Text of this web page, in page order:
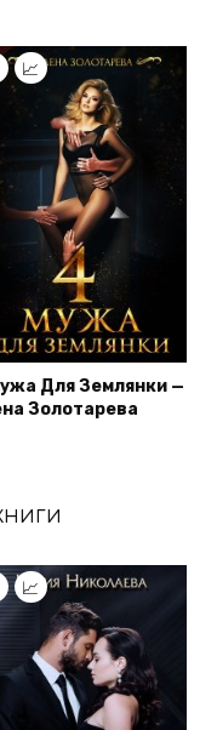
Для Землянки —
Золотарева